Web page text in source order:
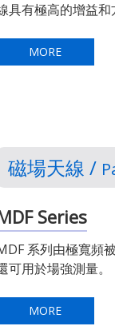
具有極高的增益和
MORE
磁場天線 /
Series
系列由極寬頻
可用於場強測量。
MORE